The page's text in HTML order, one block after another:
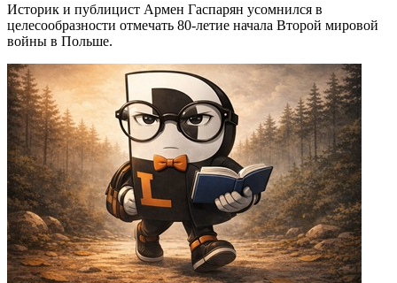
Историк и публицист Армен Гаспарян усомнился в
целесообразности отмечать 80-летие начала Второй мировой
войны в Польше.